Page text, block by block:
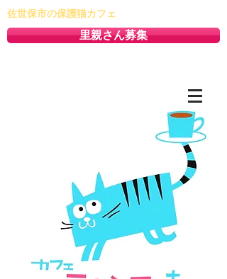
佐世保市の保護猫カフェ
里親さん募集